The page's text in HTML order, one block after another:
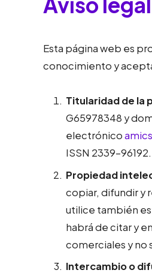
Esta página web es
conocimiento y
Titularidad de la
G65978348 y
electrónico
ISSN 2339-96192.
Propiedad
copiar, difundir y
utilice también
habrá de citar y
comerciales y no
Intercambio o